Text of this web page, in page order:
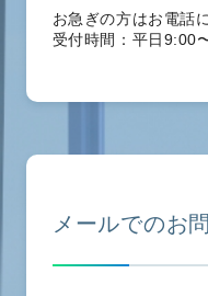
お急ぎの方はお電話
受付時間：平日9:00
メールでのお